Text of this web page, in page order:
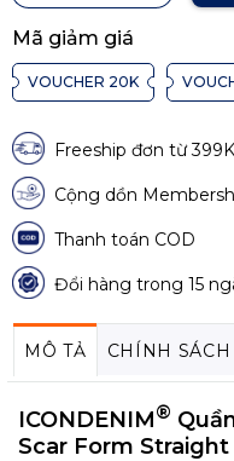
Mã giảm giá
VOUCHER 20K
Freeship đơn từ 399K
Cộng dồn
Thanh toán COD
Đổi hàng trong 15
MÔ TẢ CHÍNH
ICONDENIM®
Scar Form Straight